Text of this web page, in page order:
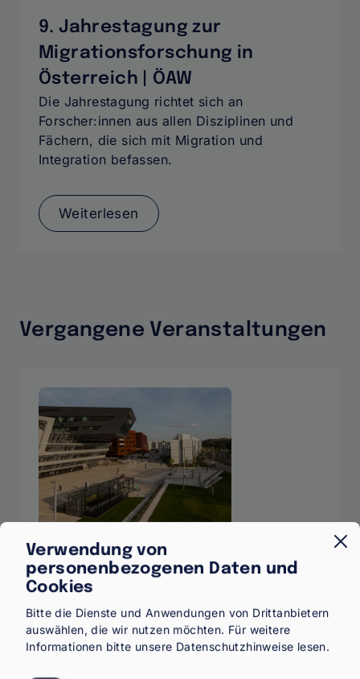
9. Jahrestagung zur
Migrationsforschung in
Österreich | ÖAW
Die Jahrestagung richtet sich an
Forscher:innen aus allen Disziplinen und
Fächern, die sich mit Migration und
Integration befassen.
Weiterlesen über
9.
|
Vergangene Veranstaltungen
8. JUNI 2026, 16:00–22:00 - FESTSAAL 2,
GEBÄUDE LC, WU WIEN, WELTHANDELSPLATZ 1
Eröffnungskonferenz 2026 des
Forschungsinstituts für
Verwendung von
personenbezogenen Daten und
Cookies
Bitte die Dienste und Anwendungen von Drittanbietern
auswählen, die wir nutzen möchten. Für weitere
Informationen bitte unsere Datenschutzhinweise lesen.